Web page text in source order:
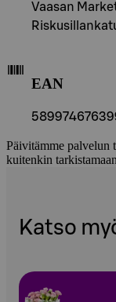
Vaasan
EAN
Päivitämme palvelun
kuitenkin
Katso